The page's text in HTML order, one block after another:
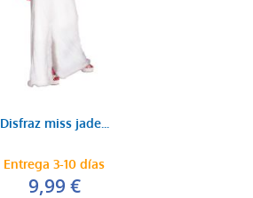
Disfraz miss jade...
Entrega 3-10 días
9,99 €